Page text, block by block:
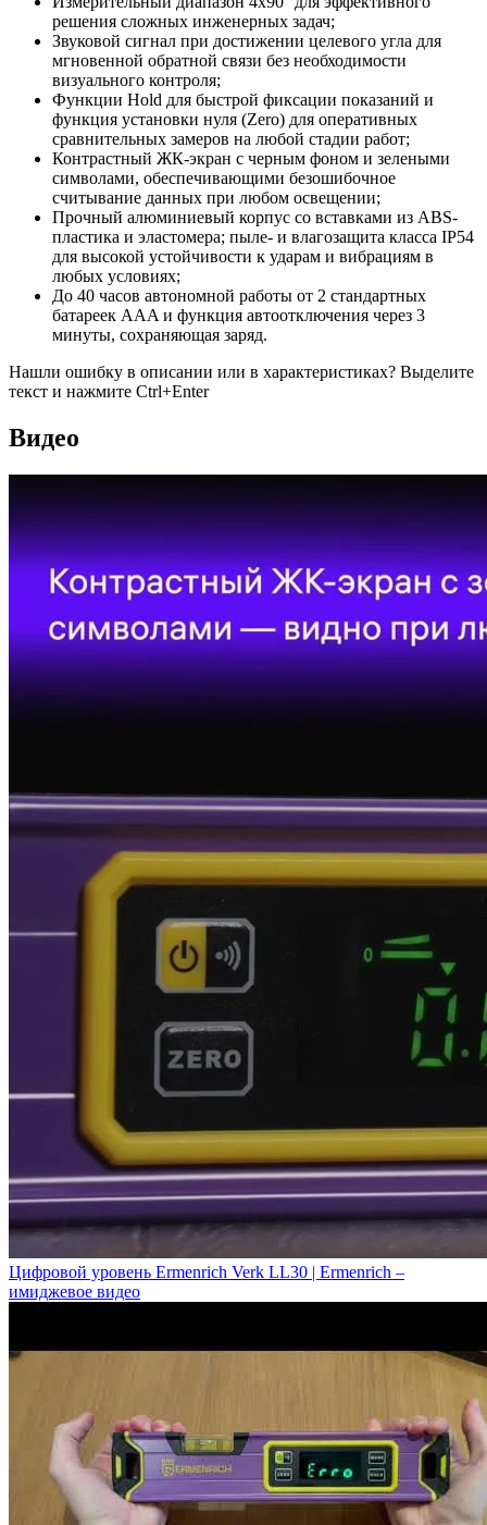
решения сложных инженерных задач;
Звуковой сигнал при достижении целевого угла для
мгновенной обратной связи без необходимости
визуального контроля;
Функции Hold для быстрой фиксации показаний и
функция установки нуля (Zero) для оперативных
сравнительных замеров на любой стадии работ;
Контрастный ЖК-экран с черным фоном и зелеными
символами, обеспечивающими безошибочное
считывание данных при любом освещении;
Прочный алюминиевый корпус со вставками из ABS-
пластика и эластомера; пыле- и влагозащита класса IP54
для высокой устойчивости к ударам и вибрациям в
любых условиях;
До 40 часов автономной работы от 2 стандартных
батареек AAA и функция автоотключения через 3
минуты, сохраняющая заряд.
Нашли ошибку в описании или в характеристиках? Выделите
текст и нажмите Ctrl+Enter
Видео
Цифровой уровень Ermenrich Verk LL30 | Ermenrich –
имиджевое видео